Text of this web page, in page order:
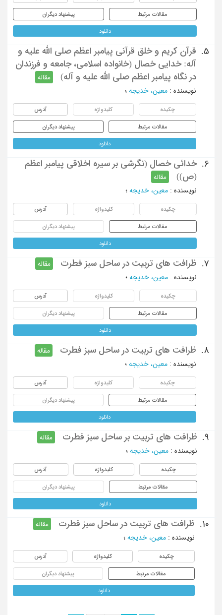
مقالات مرتبط پیشنهاد دیگران
دانلود
5.
قرآن کریم و خلق قرآنی پیامبر اعظم صلی الله علیه و
آله: خدایی خصال (خانواده اسلامی، جامعه و فرزندان
در نگاه پیامبر اعظم صلی الله علیه و آله)
مقاله
نویسنده : معین، خدیجه ؛
چکیده کلیدواژه آدرس
مقالات مرتبط پیشنهاد دیگران
دانلود
6.
خدائی خصال (نگرشی بر سیره اخلاقی پیامبر اعظم
(ص))
مقاله
نویسنده : معین، خدیجه ؛
چکیده کلیدواژه آدرس
مقالات مرتبط پیشنهاد دیگران
دانلود
7. ظرافت های تربیت در ساحل سبز فطرت
مقاله
نویسنده : معین، خدیجه ؛
چکیده کلیدواژه آدرس
مقالات مرتبط پیشنهاد دیگران
دانلود
8. ظرافت های تربیت در ساحل سبز فطرت
مقاله
نویسنده : معین، خدیجه ؛
چکیده کلیدواژه آدرس
مقالات مرتبط پیشنهاد دیگران
دانلود
9. ظرافت های تربیت بر ساحل سبز فطرت
مقاله
نویسنده : معین، خدیجه ؛
چکیده کلیدواژه آدرس
مقالات مرتبط پیشنهاد دیگران
دانلود
10. ظرافت های تربیت در ساحل سبز فطرت
مقاله
نویسنده : معین، خدیجه ؛
چکیده کلیدواژه آدرس
مقالات مرتبط پیشنهاد دیگران
دانلود